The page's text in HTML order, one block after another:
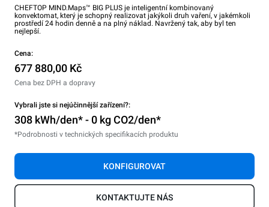
CHEFTOP MIND.Maps™ BIG PLUS je inteligentní kombinovaný
konvektomat, který je schopný realizovat jakýkoli druh vaření, v jakémkoli
prostředí 24 hodin denně a na plný náklad. Navržený tak, aby byl ten
nejlepší.
Cena:
677 880,00 Kč
Cena bez DPH a dopravy
Vybrali jste si nejúčinnější zařízení?:
308 kWh/den* - 0 kg CO2/den*
*Podrobnosti v technických specifikacích produktu
KONFIGUROVAT
KONTAKTUJTE NÁS